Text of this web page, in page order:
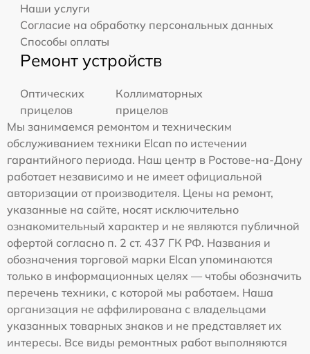
Наши услуги
Согласие на обработку персональных данных
Способы оплаты
Ремонт устройств
Оптических
прицелов
Коллиматорных
прицелов
Мы занимаемся ремонтом и техническим
обслуживанием техники Elcan по истечении
гарантийного периода. Наш центр в Ростове-на-Дону
работает независимо и не имеет официальной
авторизации от производителя. Цены на ремонт,
указанные на сайте, носят исключительно
ознакомительный характер и не являются публичной
офертой согласно п. 2 ст. 437 ГК РФ. Названия и
обозначения торговой марки Elcan упоминаются
только в информационных целях — чтобы обозначить
перечень техники, с которой мы работаем. Наша
организация не аффилирована с владельцами
указанных товарных знаков и не представляет их
интересы. Все виды ремонтных работ выполняются